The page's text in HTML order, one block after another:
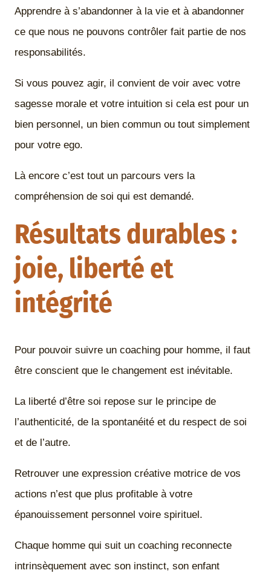
Apprendre à s’abandonner à la vie et à abandonner
ce que nous ne pouvons contrôler fait partie de nos
responsabilités.
Si vous pouvez agir, il convient de voir avec votre
sagesse morale et votre intuition si cela est pour un
bien personnel, un bien commun ou tout simplement
pour votre ego.
Là encore c’est tout un parcours vers la
compréhension de soi qui est demandé.
Résultats durables :
joie, liberté et
intégrité
Pour pouvoir suivre un coaching pour homme, il faut
être conscient que le changement est inévitable.
La liberté d’être soi repose sur le principe de
l’authenticité, de la spontanéité et du respect de soi
et de l’autre.
Retrouver une expression créative motrice de vos
actions n’est que plus profitable à votre
épanouissement personnel voire spirituel.
Chaque homme qui suit un coaching reconnecte
intrinsèquement avec son instinct, son enfant